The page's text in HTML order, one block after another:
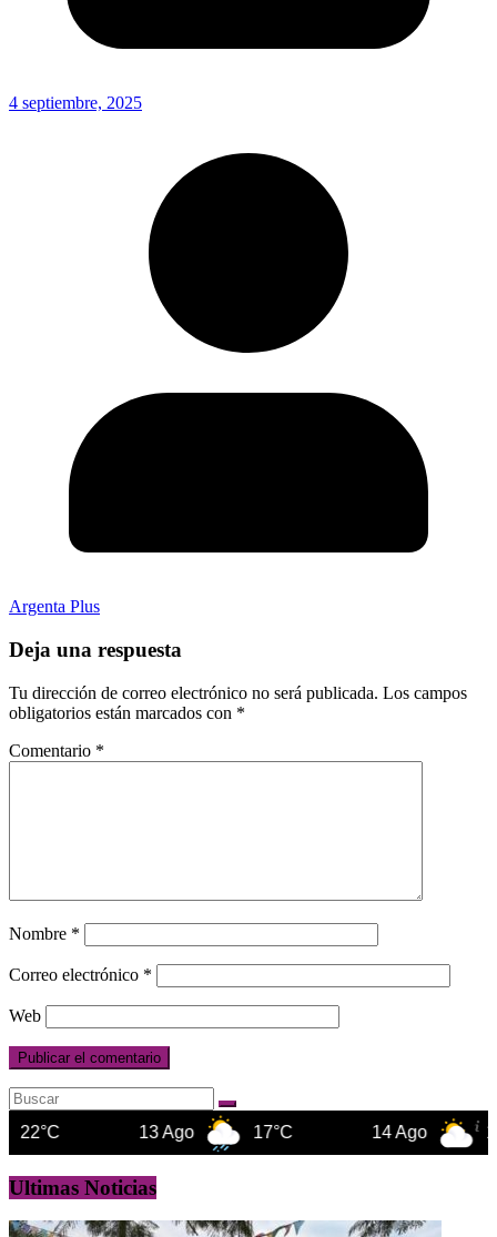
4 septiembre, 2025
Argenta Plus
Deja una respuesta
Tu dirección de correo electrónico no será publicada. Los campos
obligatorios están marcados con *
Comentario *
Nombre *
Correo electrónico *
Web
17°C 16°C
Ultimas Noticias